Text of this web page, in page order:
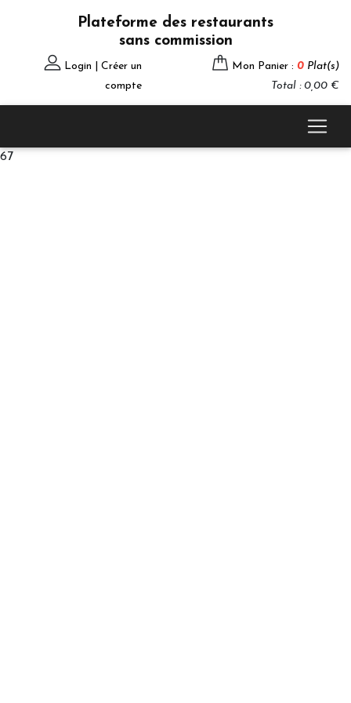
Plateforme des restaurants
sans commission
Login | Créer un
compte
Mon Panier : 0 Plat(s)
Total : 0,00 €
67